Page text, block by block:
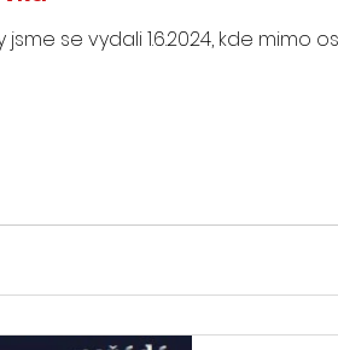
se vydali 1.6.2024, kde mimo